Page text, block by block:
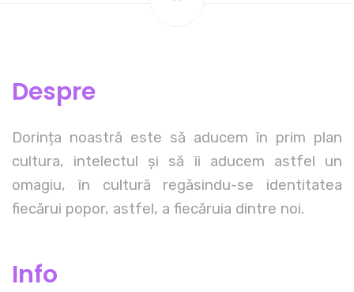
Despre
Dorința noastră este să aducem în prim plan
cultura, intelectul și să îi aducem astfel un
omagiu, în cultură regăsindu-se identitatea
fiecărui popor, astfel, a fiecăruia dintre noi.
Info